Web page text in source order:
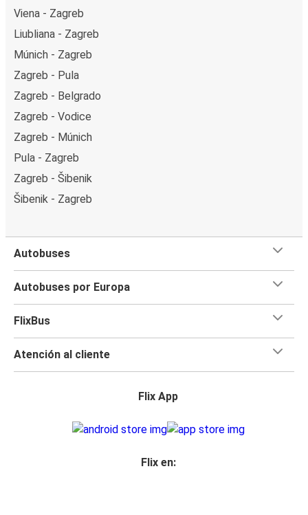
Viena - Zagreb
Liubliana - Zagreb
Múnich - Zagreb
Zagreb - Pula
Zagreb - Belgrado
Zagreb - Vodice
Zagreb - Múnich
Pula - Zagreb
Zagreb - Šibenik
Šibenik - Zagreb
Autobuses
Autobuses por Europa
FlixBus
Atención al cliente
Flix App
Flix en: